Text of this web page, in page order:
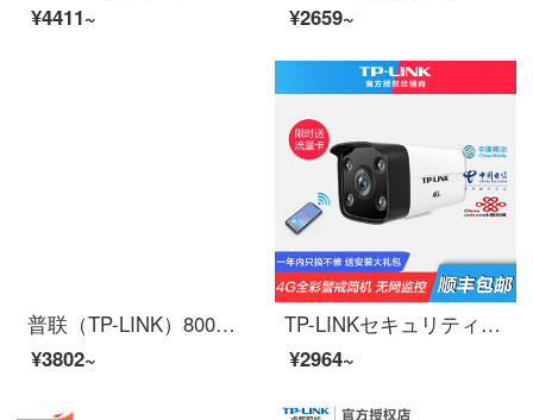
¥4411~
¥2659~
普联（TP-LINK）800万超高清4K监控摄像头视像头POE供电红外夜视室内外家用手机远程防水防尘 TL-IPC586HP 支持POE供电
¥3802~
TP-LINKセキュリティ4 G全網通は、ネットワークを必要とせず、日夜フルカラーの無線監視カメラでSIM携帯カードの屋外防水防塵筒機を挿入します。4 G全網通は日夜フルカラーです。【フラックスカード対応携帯カード】メモリなしです。
¥2964~